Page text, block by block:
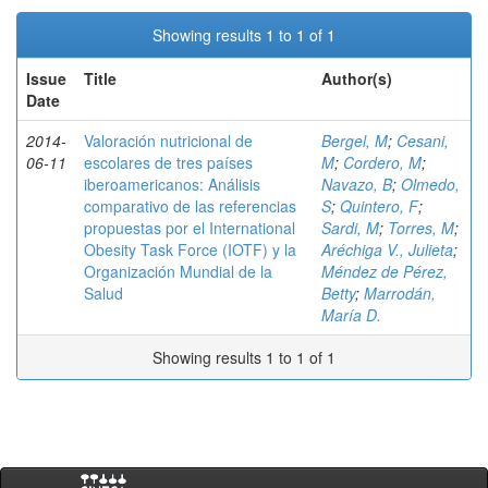
Showing results 1 to 1 of 1
Issue
Date
Title Author(s)
2014-
06-11
Valoración nutricional de
escolares de tres países
iberoamericanos: Análisis
comparativo de las referencias
propuestas por el International
Obesity Task Force (IOTF) y la
Organización Mundial de la
Salud
Bergel, M; Cesani,
M; Cordero, M;
Navazo, B; Olmedo,
S; Quintero, F;
Sardi, M; Torres, M;
Aréchiga V., Julieta;
Méndez de Pérez,
Betty; Marrodán,
María D.
Showing results 1 to 1 of 1